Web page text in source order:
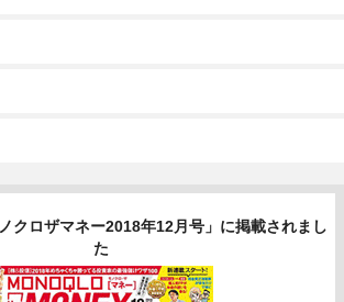
クロザマネー2018年12月号」に掲載されまし
た